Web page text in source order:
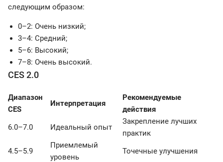
следующим образом:
0–2: Очень низкий;
3–4: Средний;
5–6: Высокий;
7–8: Очень высокий.
CES 2.0
Диапазон
CES
Интерпретация
Рекомендуемые
действия
6.0–7.0
Идеальный опыт
Закрепление лучших
практик
4.5–5.9
Приемлемый
уровень
Точечные улучшения